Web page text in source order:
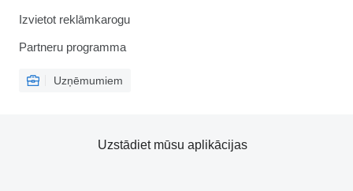
Izvietot reklāmkarogu
Partneru programma
Uzņēmumiem
Uzstādiet mūsu aplikācijas